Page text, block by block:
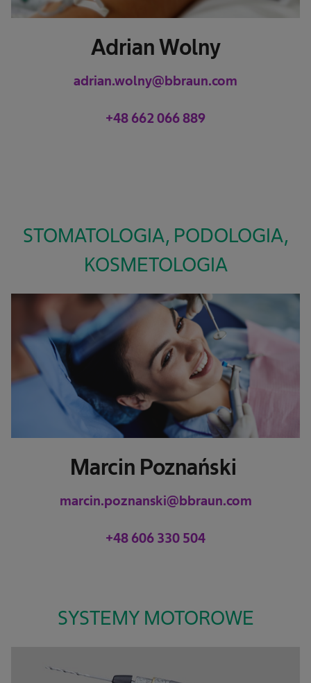
Adrian Wolny
adrian.wolny@bbraun.com
+48 662 066 889
STOMATOLOGIA, PODOLOGIA,
KOSMETOLOGIA
Marcin Poznański
marcin.poznanski@bbraun.com
+48 606 330 504
SYSTEMY MOTOROWE